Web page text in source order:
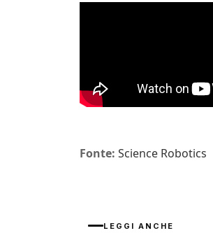
Fonte: Science Robotics
LEGGI ANCHE